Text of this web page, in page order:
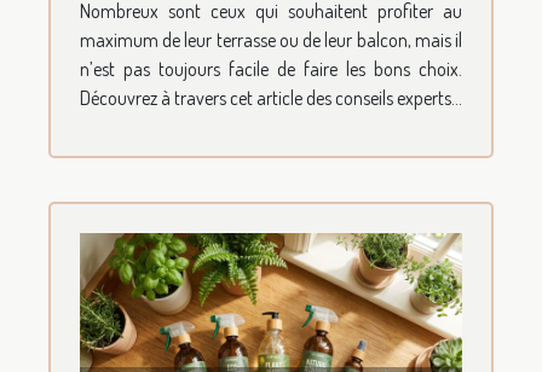
Nombreux sont ceux qui souhaitent profiter au
maximum de leur terrasse ou de leur balcon, mais il
n’est pas toujours facile de faire les bons choix.
Découvrez à travers cet article des conseils experts...